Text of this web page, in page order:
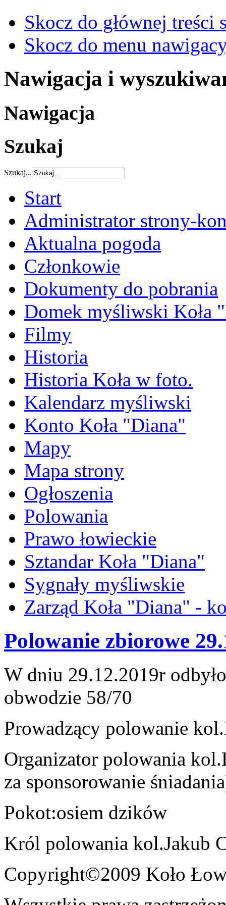
Skocz do głównej treści
Skocz do menu
Nawigacja i
Nawigacja
Szukaj
Szukaj...
Start
Administrator strony-
Aktualna pogoda
Członkowie
Dokumenty do pobrania
Domek myśliwski Koła
Filmy
Historia
Historia Koła w foto.
Kalendarz myśliwski
Konto Koła "Diana"
Mapy
Mapa strony
Ogłoszenia
Polowania
Prawo łowieckie
Sztandar Koła "Diana"
Sygnały myśliwskie
Zarząd Koła "Diana" -
Polowanie zbiorowe
W dniu 29.12.2019r
obwodzie 58/70
Prowadzący polowanie
Organizator polowania
za sponsorowanie
Pokot:osiem dzików
Król polowania kol.Jakub
Copyright©2009 Koło